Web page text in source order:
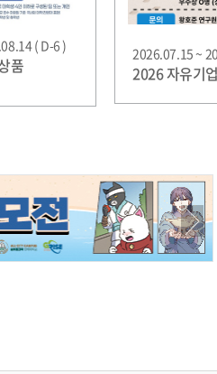
( D-6 )
품
2026.07.15 ~
2026 자유기